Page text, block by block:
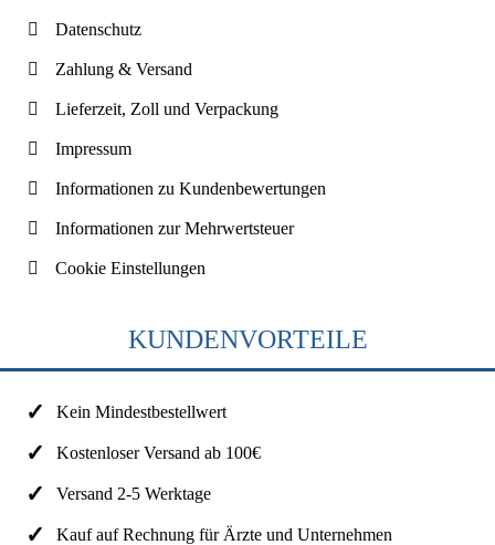
Datenschutz
Zahlung & Versand
Lieferzeit, Zoll und Verpackung
Impressum
Informationen zu Kundenbewertungen
Informationen zur Mehrwertsteuer
Cookie Einstellungen
KUNDENVORTEILE
Kein Mindestbestellwert
Kostenloser Versand ab 100€
Versand 2-5 Werktage
Kauf auf Rechnung für Ärzte und Unternehmen